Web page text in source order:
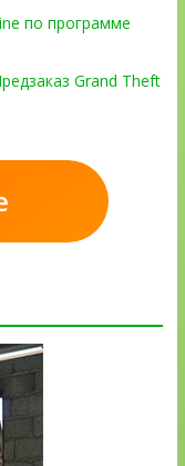
по программе
Grand Theft